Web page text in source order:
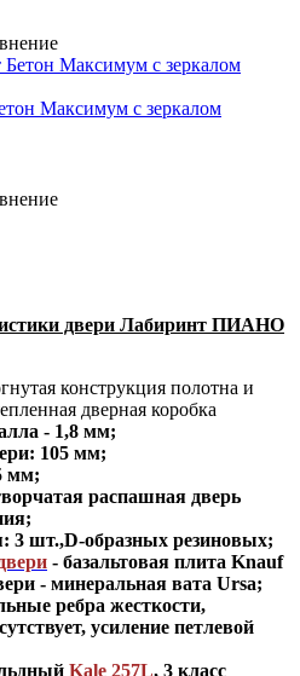
Максимум с зеркалом
двери Лабиринт ПИАНО
конструкция полотна и
дверная коробка
- 1,8 мм;
105 мм;
мм;
распашная дверь
3 шт.,D-образных резиновых;
- базальтовая плита Knauf
- минеральная вата Ursa;
ребра жесткости,
усиление петлевой
Kale 257L, 3 класс